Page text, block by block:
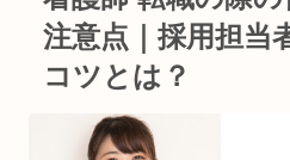
注意点｜採用担当
コツとは？